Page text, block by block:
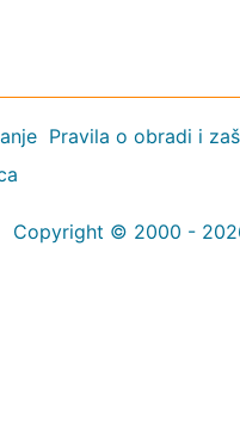
Pravila o obradi i
Copyright © 2000 -